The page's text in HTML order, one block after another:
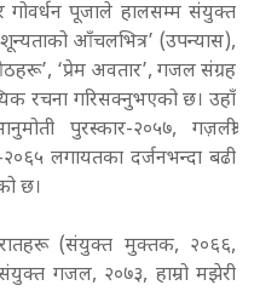
गोवर्धन पूजाले हालसम्म संयुक्त
आँचलभित्र’ (उपन्यास),
‘प्रेम अवतार’, गजल संग्रह
रचना गरिसक्नुभएको छ। उहाँ
पुरस्कार-२०५७, गज़लश्री
लगायतका दर्जनभन्दा बढी
छ।
रातहरू (संयुक्त मुक्तक, २०६६,
गजल, २०७३, हाम्रो मझेरी